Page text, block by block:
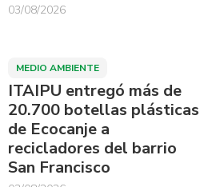
03/08/2026
MEDIO AMBIENTE
ITAIPU entregó más de
20.700 botellas plásticas
de Ecocanje a
recicladores del barrio
San Francisco